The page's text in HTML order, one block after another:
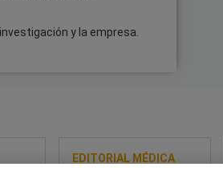
y la empresa.
EDITORIAL MÉDICA